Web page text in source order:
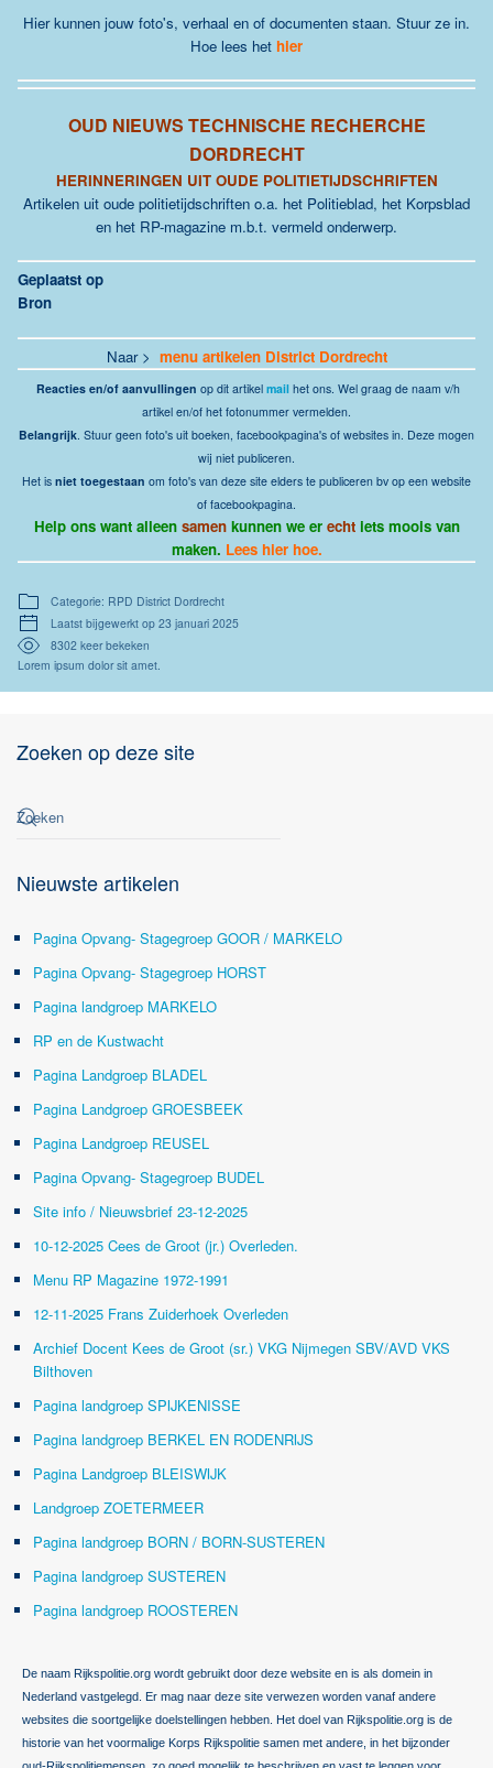
Hier kunnen jouw foto's, verhaal en of documenten staan. Stuur ze in.
Hoe lees het hier
OUD NIEUWS TECHNISCHE RECHERCHE
DORDRECHT
HERINNERINGEN UIT OUDE POLITIETIJDSCHRIFTEN
Artikelen uit oude politietijdschriften o.a. het Politieblad, het Korpsblad
en het RP-magazine m.b.t. vermeld onderwerp.
Geplaatst op
Bron
Naar > menu artikelen District Dordrecht
Reacties en/of aanvullingen op dit artikel mail het ons. Wel graag de naam v/h
artikel en/of het fotonummer vermelden.
Belangrijk. Stuur geen foto's uit boeken, facebookpagina's of websites in. Deze mogen
wij niet publiceren.
Het is niet toegestaan om foto's van deze site elders te publiceren bv op een website
of facebookpagina.
Help ons want alleen samenkunnen we er echtiets moois van
maken. Lees hier hoe.
Categorie: RPD District Dordrecht
Laatst bijgewerkt op 23 januari 2025
8302 keer bekeken
Lorem ipsum dolor sit amet.
Zoeken op deze site
Nieuwste artikelen
Pagina Opvang- Stagegroep GOOR / MARKELO
Pagina Opvang- Stagegroep HORST
Pagina landgroep MARKELO
RP en de Kustwacht
Pagina Landgroep BLADEL
Pagina Landgroep GROESBEEK
Pagina Landgroep REUSEL
Pagina Opvang- Stagegroep BUDEL
Site info / Nieuwsbrief 23-12-2025
10-12-2025 Cees de Groot (jr.) Overleden.
Menu RP Magazine 1972-1991
12-11-2025 Frans Zuiderhoek Overleden
Archief Docent Kees de Groot (sr.) VKG Nijmegen SBV/AVD VKS
Bilthoven
Pagina landgroep SPIJKENISSE
Pagina landgroep BERKEL EN RODENRIJS
Pagina Landgroep BLEISWIJK
Landgroep ZOETERMEER
Pagina landgroep BORN / BORN-SUSTEREN
Pagina landgroep SUSTEREN
Pagina landgroep ROOSTEREN
De naam Rijkspolitie.org wordt gebruikt door deze website en is als domein in
Nederland vastgelegd. Er mag naar deze site verwezen worden vanaf andere
websites die soortgelijke doelstellingen hebben. Het doel van Rijkspolitie.org is de
historie van het voormalige Korps Rijkspolitie samen met andere, in het bijzonder